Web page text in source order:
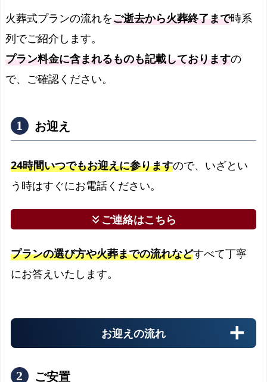
火葬式プランの流れをご逝去から火葬終了まで時系
列でご紹介します。
プラン料金に含まれるものも記載しておりますの
で、ご確認ください。
お迎え
24時間いつでもお迎えに参りますので、いざとい
う時はすぐにお電話ください。
keyboard_double_arrow_downご連絡はこちら
プランの選び方や火葬までの流れなどすべて丁寧
にお答えいたします。
お迎えの流れ
ご安置